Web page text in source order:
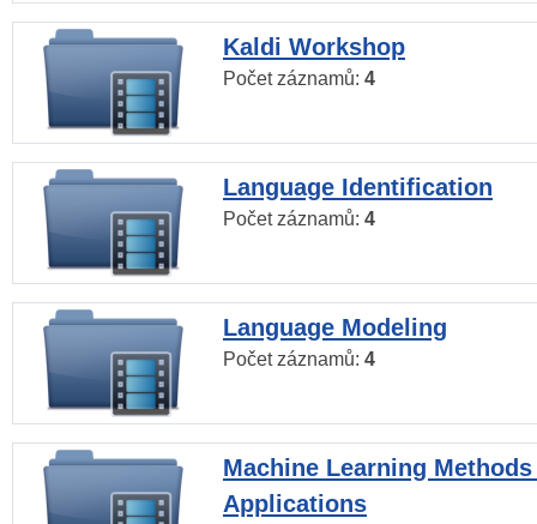
Kaldi Workshop
Počet záznamů: 4
Language Identification
Počet záznamů: 4
Language Modeling
Počet záznamů: 4
Machine Learning
Applications